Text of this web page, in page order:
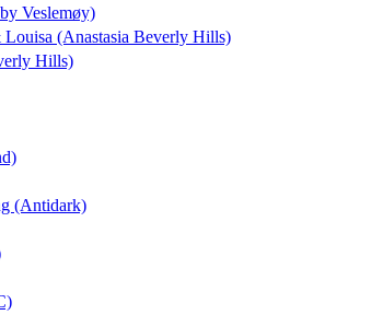
Veslemøy)
(Anastasia Beverly Hills)
Hills)
(Antidark)